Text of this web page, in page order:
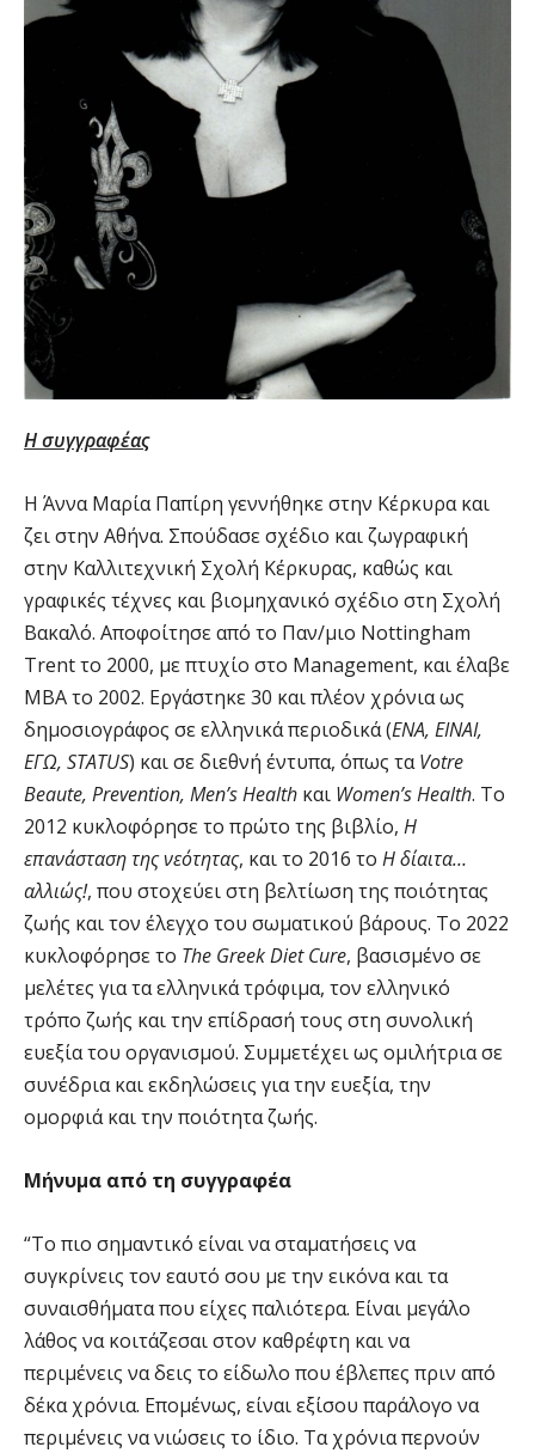
Η συγγραφέας
Η Άννα Μαρία Παπίρη γεννήθηκε στην Κέρκυρα και
ζει στην Αθήνα. Σπούδασε σχέδιο και ζωγραφική
στην Καλλιτεχνική Σχολή Κέρκυρας, καθώς και
γραφικές τέχνες και βιομηχανικό σχέδιο στη Σχολή
Βακαλό. Αποφοίτησε από το Παν/μιο Nottingham
Trent το 2000, με πτυχίο στο Management, και έλαβε
MBA το 2002. Εργάστηκε 30 και πλέον χρόνια ως
δημοσιογράφος σε ελληνικά περιοδικά (ENA, ΕΙΝΑΙ,
ΕΓΩ, STATUS) και σε διεθνή έντυπα, όπως ταVotre
Beaute, Prevention, Men’s Health και Women’sHealth. Το
2012 κυκλοφόρησε το πρώτο της βιβλίο, Η
επανάσταση της νεότητας, και το 2016 το Η δίαιτα…
αλλιώς!, που στοχεύει στη βελτίωση της ποιότητας
ζωής και τον έλεγχο του σωματικού βάρους. Το 2022
κυκλοφόρησε το The GreekDiet Cure, βασισμένο σε
μελέτες για τα ελληνικά τρόφιμα, τον ελληνικό
τρόπο ζωής και την επίδρασή τους στη συνολική
ευεξία του οργανισμού. Συμμετέχει ως ομιλήτρια σε
συνέδρια και εκδηλώσεις για την ευεξία, την
ομορφιά και την ποιότητα ζωής.
Μήνυμα από τη συγγραφέα
“Το πιο σημαντικό είναι να σταματήσεις να
συγκρίνεις τον εαυτό σου με την εικόνα και τα
συναισθήματα που είχες παλιότερα. Είναι μεγάλο
λάθος να κοιτάζεσαι στον καθρέφτη και να
περιμένεις να δεις το είδωλο που έβλεπες πριν από
δέκα χρόνια. Επομένως, είναι εξίσου παράλογο να
περιμένεις να νιώσεις το ίδιο. Τα χρόνια περνούν